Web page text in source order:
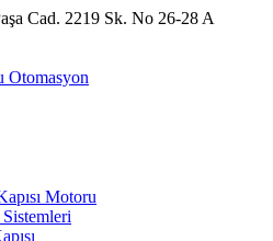
Cad. 2219 Sk. No 26-28 A
Motoru